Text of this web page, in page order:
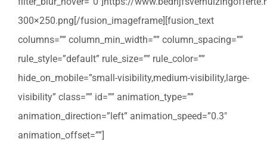
300×250.png[/fusion_imageframe][fusion_text
columns=”” column_min_width=”” column_spacing=””
rule_style=”default” rule_size=”” rule_color=””
hide_on_mobile=”small-visibility,medium-visibility,large-
visibility” class=”” id=”” animation_type=””
animation_direction=”left” animation_speed=”0.3″
animation_offset=””]